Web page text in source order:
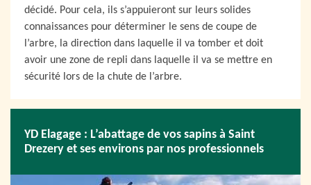
décidé. Pour cela, ils s’appuieront sur leurs solides
connaissances pour déterminer le sens de coupe de
l’arbre, la direction dans laquelle il va tomber et doit
avoir une zone de repli dans laquelle il va se mettre en
sécurité lors de la chute de l’arbre.
YD Elagage : L’abattage de vos sapins à Saint
Drezery et ses environs par nos professionnels